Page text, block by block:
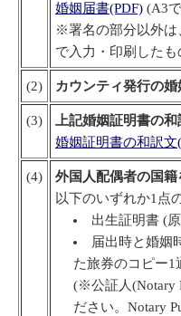
婚姻届書(PDF) (A3
※署名の部分以外は
で入力・印刷したも
(2) カウンティ発行の
(3)
上記婚姻証明書の
婚姻証明書の和訳文
(4)
外国人配偶者の国
以下のいずれか1点
出生証明書 (
届出時と婚姻
た旅券のコピー1
(※公証人(Notary
ださい。Notary